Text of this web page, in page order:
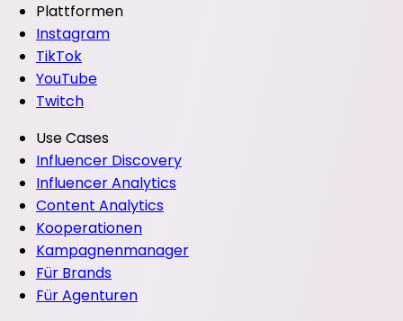
Plattformen
Instagram
TikTok
YouTube
Twitch
Use Cases
Influencer Discovery
Influencer Analytics
Content Analytics
Kooperationen
Kampagnenmanager
Für Brands
Für Agenturen